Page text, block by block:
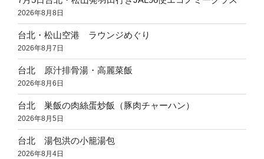
2026年8月8日
台北・松山空港 ラウンジめぐり
2026年8月7日
台北 原汁排骨湯・高麗菜飯
2026年8月6日
台北 巣飯の肉絲蛋炒飯（豚肉チャーハン）
2026年8月5日
台北 湯包洪の小籠湯包
2026年8月4日